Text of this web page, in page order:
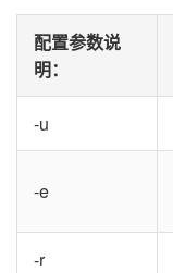
配置参数说
明：
-u
-e
-r